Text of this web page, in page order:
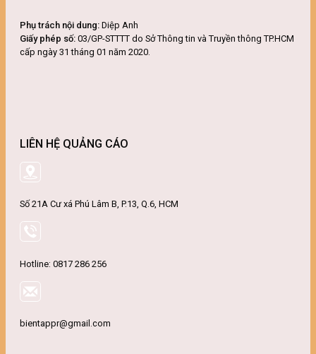
Phụ trách nội dung: Diệp Anh
Giấy phép số: 03/GP-STTTT do Sở Thông tin và Truyền thông TP.HCM
cấp ngày 31 tháng 01 năm 2020.
LIÊN HỆ QUẢNG CÁO
Số 21A Cư xá Phú Lâm B, P.13, Q.6, HCM
Hotline: 0817 286 256
bientappr@gmail.com